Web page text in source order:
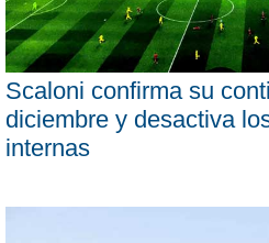
Scaloni confirma su
diciembre y desactiva
internas